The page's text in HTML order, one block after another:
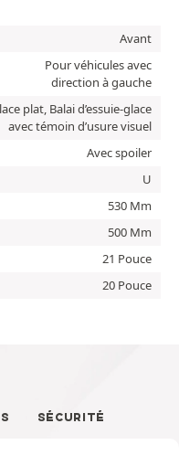
Avant
Pour véhicules avec
direction à gauche
plat, Balai d’essuie-glace
avec témoin d’usure visuel
Avec spoiler
U
530 Mm
500 Mm
21 Pouce
20 Pouce
SÉCURITÉ